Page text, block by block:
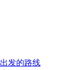
出发的路线